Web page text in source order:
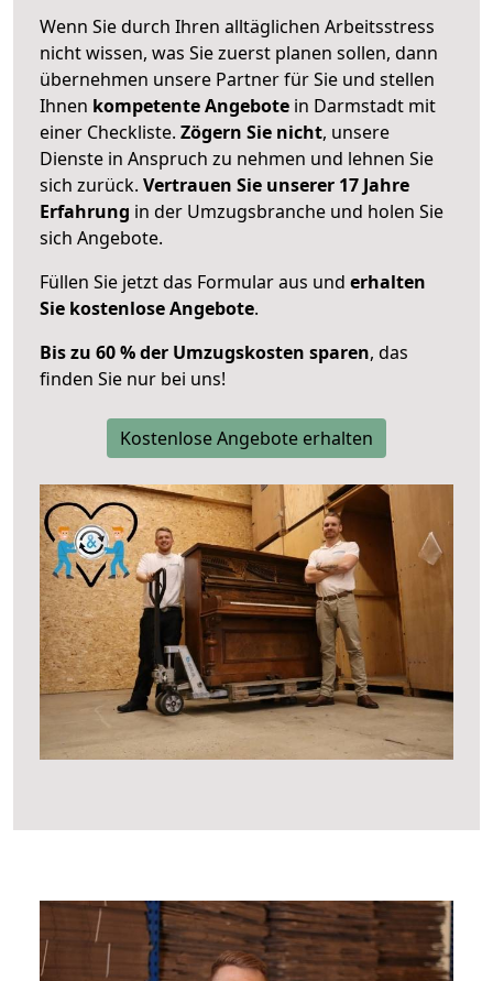
Wenn Sie durch Ihren alltäglichen Arbeitsstress
nicht wissen, was Sie zuerst planen sollen, dann
übernehmen unsere Partner für Sie und stellen
Ihnen kompetente Angebote in Darmstadt mit
einer Checkliste. Zögern Sie nicht, unsere
Dienste in Anspruch zu nehmen und lehnen Sie
sich zurück. Vertrauen Sie unserer 17 Jahre
Erfahrung in der Umzugsbranche und holen Sie
sich Angebote.
Füllen Sie jetzt das Formular aus und erhalten
Sie kostenlose Angebote.
Bis zu 60 % der Umzugskosten sparen, das
finden Sie nur bei uns!
Kostenlose Angebote erhalten